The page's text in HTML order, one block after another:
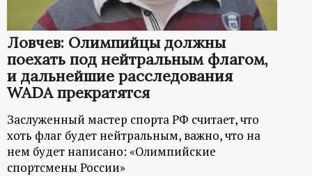
Ловчев: Олимпийцы должны
поехать под нейтральным флагом,
и дальнейшие расследования
WADA прекратятся
Заслуженный мастер спорта РФ считает, что
хоть флаг будет нейтральным, важно, что на
нем будет написано: «Олимпийские
спортсмены России»